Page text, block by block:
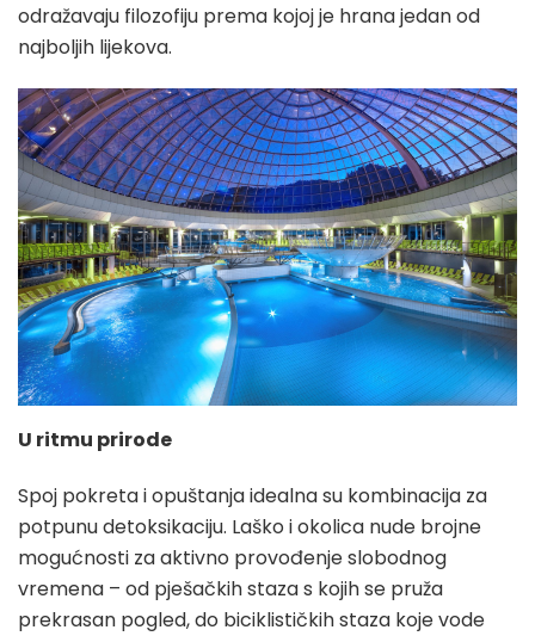
odražavaju filozofiju prema kojoj je hrana jedan od
najboljih lijekova.
U ritmu prirode
Spoj pokreta i opuštanja idealna su kombinacija za
potpunu detoksikaciju. Laško i okolica nude brojne
mogućnosti za aktivno provođenje slobodnog
vremena – od pješačkih staza s kojih se pruža
prekrasan pogled, do biciklističkih staza koje vode